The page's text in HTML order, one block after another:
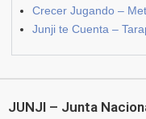
Crecer Jugando –
Junji te Cuenta –
JUNJI – Junta